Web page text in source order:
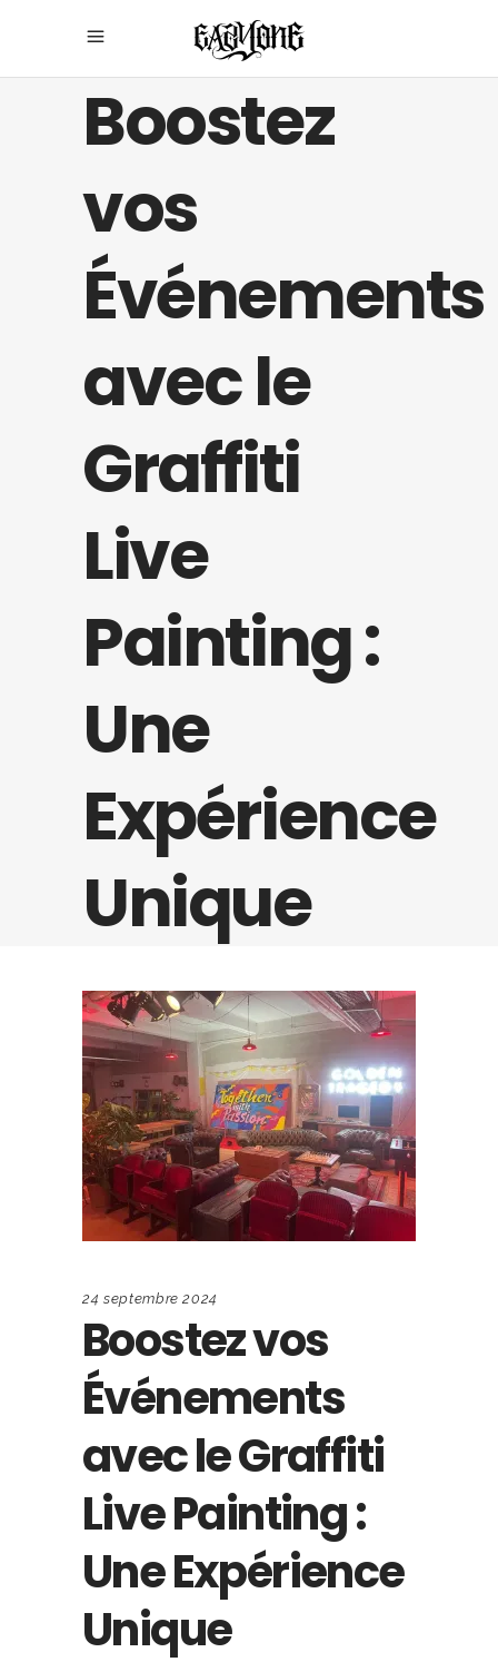
Boostez
vos
Événements
avec le
Graffiti
Live
Painting :
Une
Expérience
Unique
24 septembre 2024
Boostez vos
Événements
avec le Graffiti
Live Painting :
Une Expérience
Unique